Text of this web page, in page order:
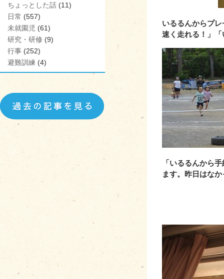
ちょっとした話 (11)
日常 (557)
未就園児 (61)
研究・研修 (9)
行事 (252)
避難訓練 (4)
いるるんからプ
速く走れる！」
「いるるんから
ます。昨日はな